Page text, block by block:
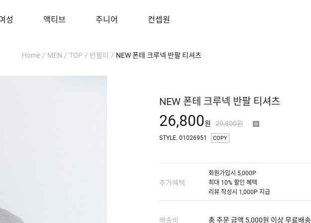
성 액티브 주니어 컨셉원
Home / MEN / TOP / 반팔티 / NEW 폰테 크루넥 반팔 티셔츠
NEW 폰테 크루넥 반팔 티셔츠
26,800원 29,800원
STYLE. 01026951 COPY
추가혜택
회원가입시 5,000P
최대 10% 할인 혜택
리뷰 작성시 1,000P 지급
배송비 총 주문 금액 5,000원 이상 무료배송